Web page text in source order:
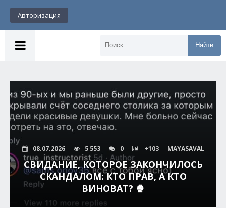
Авторизация
Найти
08.07.2026 5 553 0 +103 MAYASAVAL
СВИДАНИЕ, КОТОРОЕ ЗАКОНЧИЛОСЬ
СКАНДАЛОМ: КТО ПРАВ, А КТО
ВИНОВАТ? 🍿